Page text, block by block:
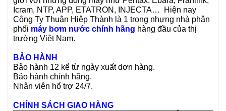
Icram, NTP, APP, ETATRON, INJECTA… Hiện nay
Công Ty Thuận Hiệp Thành là 1 trong nhựng nhà phân
phối máy bơm nước chính hãng hàng đầu của thị
trường Việt Nam.
BẢO HÀNH
Bảo hành 12 kể từ ngày xuất dơn hàng.
Bảo hành chính hãng.
Nhân viên hổ trợ 24/7.
CHÍNH SÁCH GIAO HÀNG